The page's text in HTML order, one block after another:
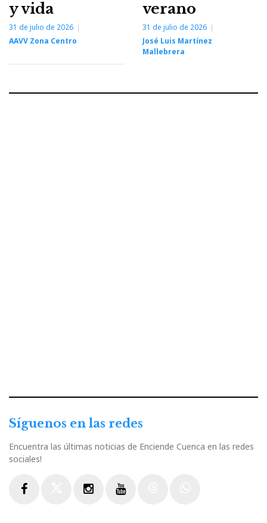
y vida
31 de julio de 2026
AAVV Zona Centro
verano
31 de julio de 2026
José Luis Martínez
Mallebrera
Síguenos en las redes
Encuentra las últimas noticias de Enciende Cuenca en las redes
sociales!